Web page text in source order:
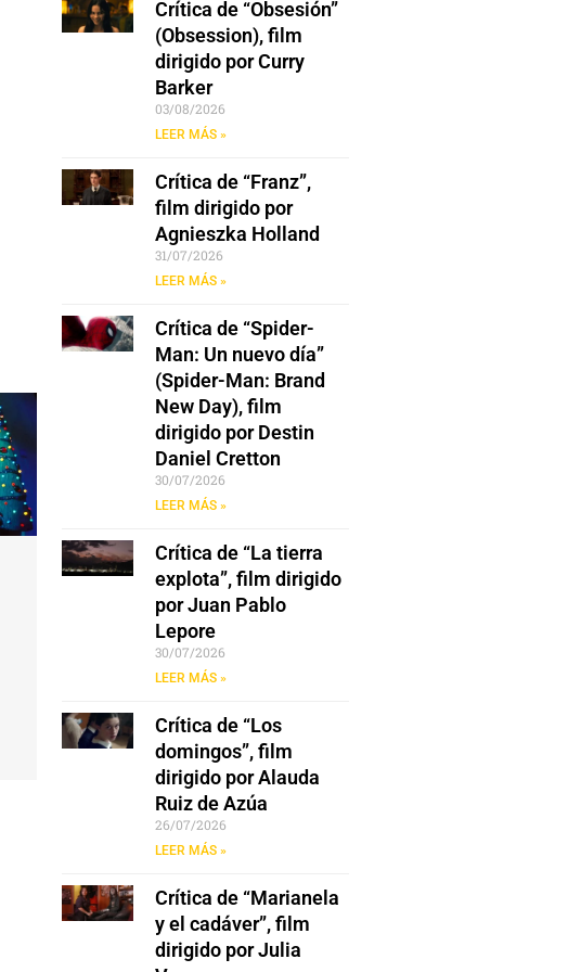
Crítica de “Obsesión”
(Obsession), film
dirigido por Curry
Barker
03/08/2026
LEER MÁS »
Crítica de “Franz”,
film dirigido por
Agnieszka Holland
31/07/2026
LEER MÁS »
Crítica de “Spider-
Man: Un nuevo día”
(Spider-Man: Brand
New Day), film
dirigido por Destin
Daniel Cretton
30/07/2026
LEER MÁS »
Crítica de “La tierra
explota”, film dirigido
por Juan Pablo
Lepore
30/07/2026
LEER MÁS »
Crítica de “Los
domingos”, film
dirigido por Alauda
Ruiz de Azúa
26/07/2026
LEER MÁS »
Crítica de “Marianela
y el cadáver”, film
dirigido por Julia